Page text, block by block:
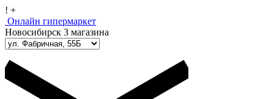
! +
Онлайн гипермаркет
Новосибирск 3 магазина